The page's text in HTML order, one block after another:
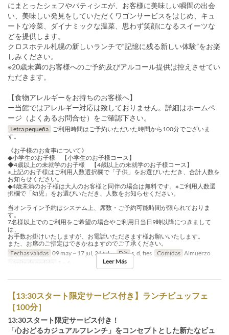
にまとったシェフやパティシエが、お客様に美味しい瞬間の出会
い、美味しい発見をしていただくワゴンサービスをはじめ、キュ
ートな冷菜、ダイナミックな温菜、思わず笑顔になるスイーツな
どを提供します。
クロスホテル札幌の新しいランチで“記憶に残る新しい体験”をお楽
しみください。
※20歳未満のお客様へのご予約及びアルコール提供は控えさせてい
ただきます。
【食物アレルギーをお持ちのお客様へ】
ー当館ではアレルギー対応は致しておりません。詳細はホームペ
ージ（よくあるお問合せ）をご確認下さい。
Letra pequeña
ご利用時間はご予約いただいた時間から100分でございま
す。
《お子様のお食事について》
◆小学生のお子様 【小学生のお子様コース】
◆4歳以上の未就学のお子様 【4歳以上の未就学のお子様コース】
※上記のお子様はご利用人数選択欄で「子供」をお選びいただき、合計人数を
お知らせください。
◆4歳未満のお子様は大人のお客様と同伴の場合は無料です。※ご利用人数選
択欄で「幼児」をお選びいただき、人数をお知らせください。
当オンライン予約はシステム上、席数・ご予約可能時間が限られておりま
す。
7名様以上でのご利用をご希望の場合やご利用日当日9時以降につきまして
は、
お手数お掛けいたしますが、お電話いただきます様お願いいたします。
また、お席のご指定はできかねますのでご了承ください。
Fechas validas 09 may ~ 17 jul, 21 jul ~ Día s, d, fies Comidas Almuerzo
Límite de pedido
1 ~ 6 Leer Más
【13:30スタート限定サービス付き】ランチビュッフェ
［100分］
13:30スタート限定サービス付き！
「心おどるカジュアルフレンチ」をコンセプトとした新たなビュ